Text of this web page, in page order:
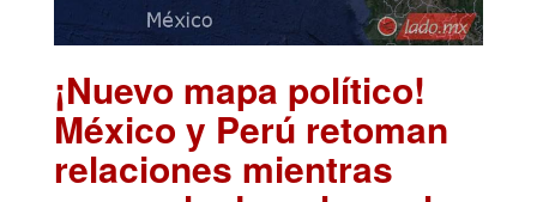
¡Nuevo mapa político!
México y Perú retoman
relaciones mientras